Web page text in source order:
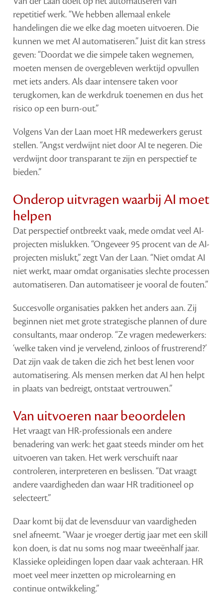
repetitief werk. “We hebben allemaal enkele
handelingen die we elke dag moeten uitvoeren. Die
kunnen we met AI automatiseren.”Juist dit kan stress
geven: “Doordat we die simpele taken wegnemen,
moeten mensen de overgebleven werktijd opvullen
met iets anders. Als daar intensere taken voor
terugkomen, kan de werkdruk toenemen en dus het
risico op een burn-out.”
Volgens Van der Laan moet HR medewerkers gerust
stellen. “Angst verdwijnt niet door AI te negeren. Die
verdwijnt door transparant te zijn en perspectief te
bieden.”
Onderop uitvragen waarbij AI moet
helpen
Dat perspectief ontbreekt vaak, mede omdat veel AI-
projecten mislukken. “Ongeveer 95 procent van de AI-
projecten mislukt,” zegt Van der Laan. “Niet omdat AI
niet werkt, maar omdat organisaties slechte processen
automatiseren. Dan automatiseer je vooral de fouten.”
Succesvolle organisaties pakken het anders aan. Zij
beginnen niet met grote strategische plannen of dure
consultants, maar onderop. “Ze vragen medewerkers:
‘welke taken vind je vervelend, zinloos of frustrerend?’
Dat zijn vaak de taken die zich het best lenen voor
automatisering. Als mensen merken dat AI hen helpt
in plaats van bedreigt, ontstaat vertrouwen.”
Van uitvoeren naar beoordelen
Het vraagt van HR-professionals een andere
benadering van werk: het gaat steeds minder om het
uitvoeren van taken. Het werk verschuift naar
controleren, interpreteren en beslissen. “Dat vraagt
andere vaardigheden dan waar HR traditioneel op
selecteert.”
Daar komt bij dat de levensduur van vaardigheden
snel afneemt. “Waar je vroeger dertig jaar met een skill
kon doen, is dat nu soms nog maar tweeënhalf jaar.
Klassieke opleidingen lopen daar vaak achteraan. HR
moet veel meer inzetten op microlearning en
continue ontwikkeling.”